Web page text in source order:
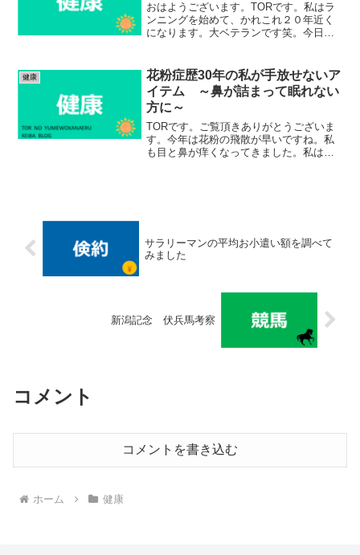
おはようございます。TORです。私はラ
ンニングを始めて、かれこれ２０年近く
になります。大ベテランです笑。今日は
グを始められた方は参考にして頂けたら
と思います。 (ads...
健康
花粉症歴30年の私が手放せないア
イテム ～鼻が詰まって眠れない
方に～
TORです。ご覧頂きありがとうございま
す。今年は花粉の飛散が早いですね。私
も目と鼻が痒くなってきました。私は高
サラリーマンの平均お小遣い額を調べて
みました
新潟記念 伏兵馬考察
コメント
コメントを書き込む
ホーム 健康